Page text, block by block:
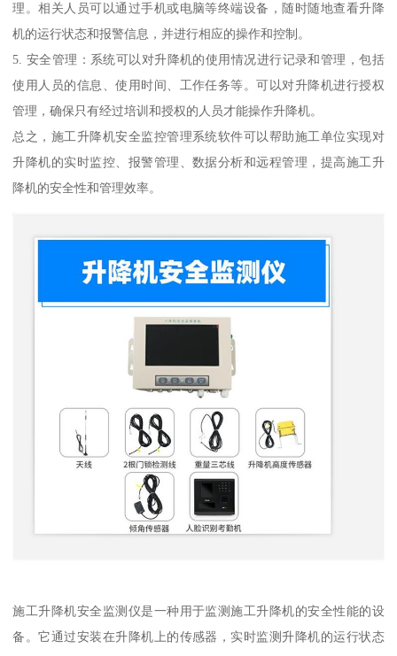
理。相关人员可以通过手机或电脑等终端设备，随时随地查看升降
机的运行状态和报警信息，并进行相应的操作和控制。
5. 安全管理：系统可以对升降机的使用情况进行记录和管理，包括
使用人员的信息、使用时间、工作任务等。可以对升降机进行授权
管理，确保只有经过培训和授权的人员才能操作升降机。
总之，施工升降机安全监控管理系统软件可以帮助施工单位实现对
升降机的实时监控、报警管理、数据分析和远程管理，提高施工升
降机的安全性和管理效率。
施工升降机安全监测仪是一种用于监测施工升降机的安全性能的设
备。它通过安装在升降机上的传感器，实时监测升降机的运行状态